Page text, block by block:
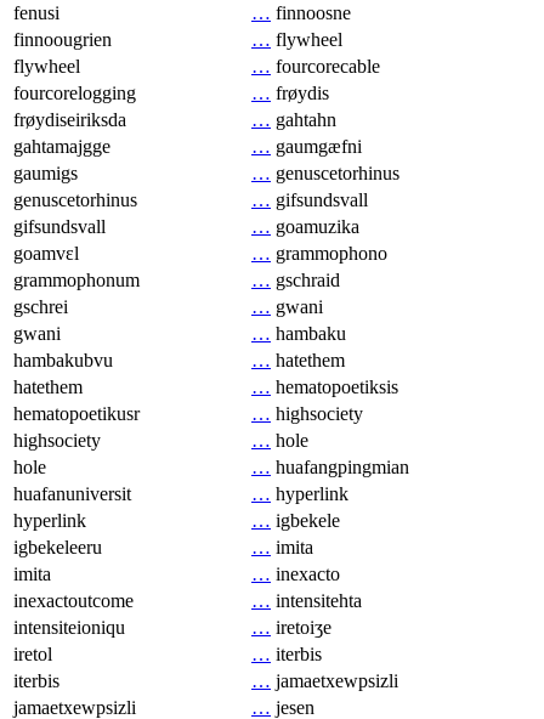
fenusi
… finnoosne
finnoougrien
… flywheel
flywheel
… fourcorecable
fourcorelogging
… frøydis
frøydiseiriksda
… gahtahn
gahtamajgge
… gaumgæfni
gaumigs
… genuscetorhinus
genuscetorhinus
… gifsundsvall
gifsundsvall
… goamuzika
goamvɛl
… grammophono
grammophonum
… gschraid
gschrei
… gwani
gwani
… hambaku
hambakubvu
… hatethem
hatethem
… hematopoetiksis
hematopoetikusr
… highsociety
highsociety
… hole
hole
… huafangpingmian
huafanuniversit
… hyperlink
hyperlink
… igbekele
igbekeleeru
… imita
imita
… inexacto
inexactoutcome
… intensitehta
intensiteioniqu
… iretoiʒe
iretol
… iterbis
iterbis
… jamaetxewpsizli
jamaetxewpsizli
… jesen